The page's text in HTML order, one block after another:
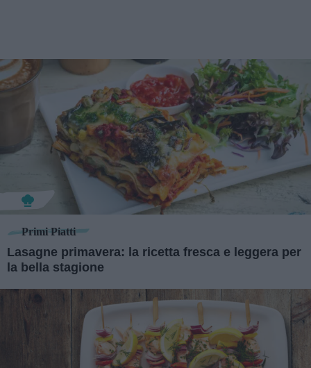
Primi Piatti
Lasagne primavera: la ricetta fresca e leggera per
la bella stagione